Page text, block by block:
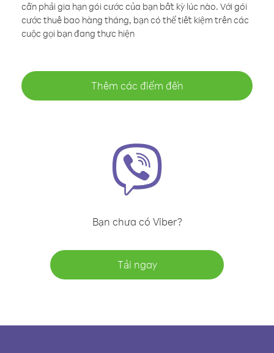
cần phải gia hạn gói cước của bạn bất kỳ lúc nào. Với gói
cước thuê bao hàng tháng, bạn có thể tiết kiệm trên các
cuộc gọi bạn đang thực hiện
Thêm các điểm đến
Bạn chưa có Viber?
Tải ngay